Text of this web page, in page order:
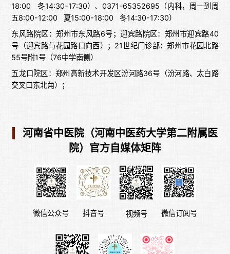
18:00 冬14:30-17:30）、0371-65352695（内科，周一到周
五8:00-12:00 夏15:00-18:00 冬14:30-17:30）
东风路院区：郑州市东风路6号；迎宾路院区：郑州市迎宾路40
号（迎宾路与花园路口向西）；21世纪门诊部：郑州市花园北路
55号附1号（76中学南侧）
五龙口院区：郑州高新技术开发区汾河路36号（汾河路、太白路
交叉口东北角）；
河南省中医院（河南中医药大学第二附属医
院）官方自媒体矩阵
微信公众号 抖音号 视频号 微信订阅号